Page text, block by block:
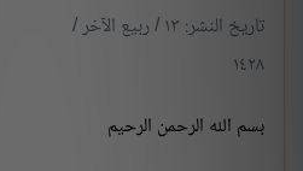
تاريخ النشر: ١٣ / ربيع الآخر /
١٤٢٨
بسم الله الرحمن الرحيم